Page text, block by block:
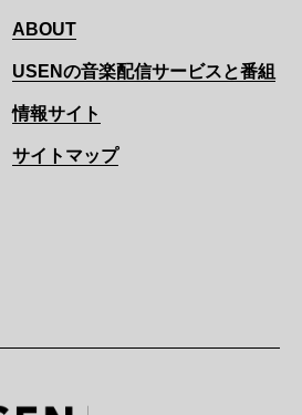
ABOUT
USENの音楽配信サービスと番組
情報サイト
サイトマップ